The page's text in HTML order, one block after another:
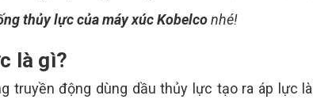
thủy lực của máy xúc Kobelconhé!
là gì?
truyền động dùng dầu thủy lực tạo ra áp lực